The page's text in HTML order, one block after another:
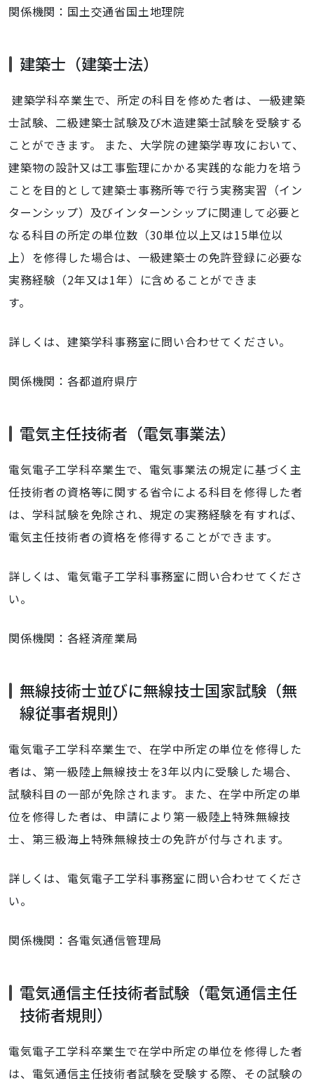
関係機関：国土交通省国土地理院
建築士（建築士法）
建築学科卒業生で、所定の科目を修めた者は、一級建築
士試験、二級建築士試験及び木造建築士試験を受験する
ことができます。 また、大学院の建築学専攻において、
建築物の設計又は工事監理にかかる実践的な能力を培う
ことを目的として建築士事務所等で行う実務実習（イン
ターンシップ）及びインターンシップに関連して必要と
なる科目の所定の単位数（30単位以上又は15単位以
上）を修得した場合は、一級建築士の免許登録に必要な
実務経験（2年又は1年）に含めることができま
す
詳しくは、建築学科事務室に問い合わせてください。
関係機関：各都道府県庁
電気主任技術者（電気事業法）
電気電子工学科卒業生で、電気事業法の規定に基づく主
任技術者の資格等に関する省令による科目を修得した者
は、学科試験を免除され、規定の実務経験を有すれば、
電気主任技術者の資格を修得することができます。
詳しくは、電気電子工学科事務室に問い合わせてくださ
い。
関係機関：各経済産業局
無線技術士並びに無線技士国家試験（無
線従事者規則）
電気電子工学科卒業生で、在学中所定の単位を修得した
者は、第一級陸上無線技士を3年以内に受験した場合、
試験科目の一部が免除されます。また、在学中所定の単
位を修得した者は、申請により第一級陸上特殊無線技
士、第三級海上特殊無線技士の免許が付与されます。
詳しくは、電気電子工学科事務室に問い合わせてくださ
い。
関係機関：各電気通信管理局
電気通信主任技術者試験（電気通信主任
技術者規則）
電気電子工学科卒業生で在学中所定の単位を修得した者
は、電気通信主任技術者試験を受験する際、その試験の